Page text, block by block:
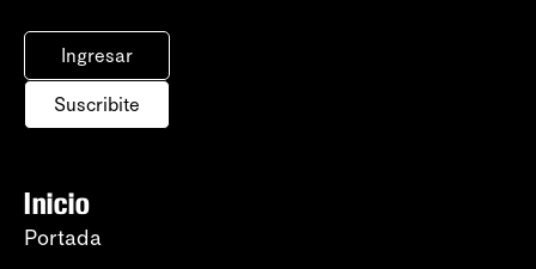
Ingresar
Suscribite
Inicio
Portada